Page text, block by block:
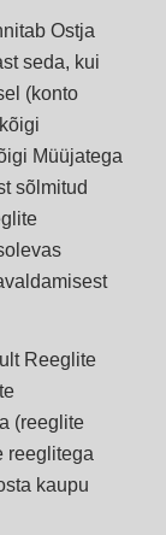
Ostja
seda, kui
(konto
Müüjatega
sõlmitud
Reeglite
(reeglite
reeglitega
kaupu